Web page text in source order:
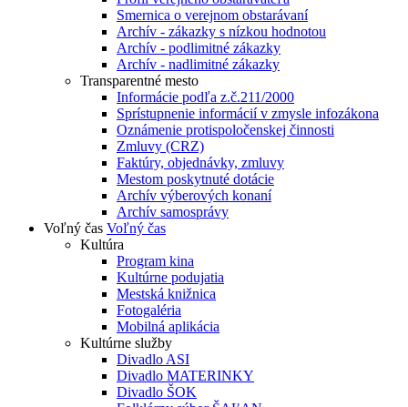
Smernica o verejnom obstarávaní
Archív - zákazky s nízkou hodnotou
Archív - podlimitné zákazky
Archív - nadlimitné zákazky
Transparentné mesto
Informácie podľa z.č.211/2000
Sprístupnenie informácií v zmysle infozákona
Oznámenie protispoločenskej činnosti
Zmluvy (CRZ)
Faktúry, objednávky, zmluvy
Mestom poskytnuté dotácie
Archív výberových konaní
Archív samosprávy
Voľný čas Voľný čas
Kultúra
Program kina
Kultúrne podujatia
Mestská knižnica
Fotogaléria
Mobilná aplikácia
Kultúrne služby
Divadlo ASI
Divadlo MATERINKY
Divadlo ŠOK